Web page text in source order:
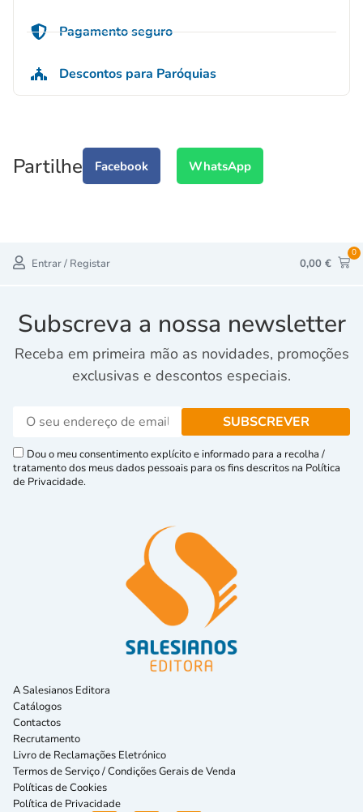
Pagamento seguro
Descontos para Paróquias
Partilhe Facebook WhatsApp
Entrar / Registar 0,00 €
0
Subscreva a nossa newsletter
Receba em primeira mão as novidades, promoções
exclusivas e descontos especiais.
Dou o meu consentimento explícito e informado para a recolha /
tratamento dos meus dados pessoais para os fins descritos na Política
de Privacidade.
A Salesianos Editora
Catálogos
Contactos
Recrutamento
Livro de Reclamações Eletrónico
Termos de Serviço / Condições Gerais de Venda
Políticas de Cookies
Política de Privacidade